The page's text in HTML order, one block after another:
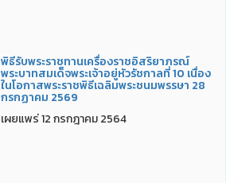
พิธีรับพระราชทานเครื่องราชอิสริยาภรณ์
พระบาทสมเด็จพระเจ้าอยู่หัวรัชกาลที่ 10 เนื่อง
ในโอกาสพระราชพิธีเฉลิมพระชนมพรรษา 28
กรกฏาคม 2569
เผยแพร่ 12 กรกฎาคม 2564